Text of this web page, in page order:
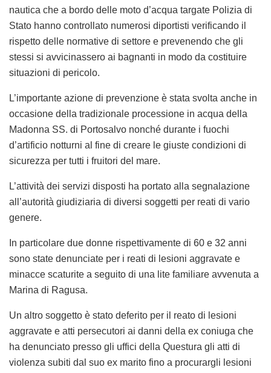
nautica che a bordo delle moto d’acqua targate Polizia di
Stato hanno controllato numerosi diportisti verificando il
rispetto delle normative di settore e prevenendo che gli
stessi si avvicinassero ai bagnanti in modo da costituire
situazioni di pericolo.
L’importante azione di prevenzione è stata svolta anche in
occasione della tradizionale processione in acqua della
Madonna SS. di Portosalvo nonché durante i fuochi
d’artificio notturni al fine di creare le giuste condizioni di
sicurezza per tutti i fruitori del mare.
L’attività dei servizi disposti ha portato alla segnalazione
all’autorità giudiziaria di diversi soggetti per reati di vario
genere.
In particolare due donne rispettivamente di 60 e 32 anni
sono state denunciate per i reati di lesioni aggravate e
minacce scaturite a seguito di una lite familiare avvenuta a
Marina di Ragusa.
Un altro soggetto è stato deferito per il reato di lesioni
aggravate e atti persecutori ai danni della ex coniuga che
ha denunciato presso gli uffici della Questura gli atti di
violenza subiti dal suo ex marito fino a procurargli lesioni